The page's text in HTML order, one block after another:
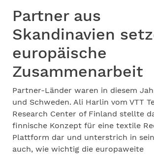
Partner aus
Skandinavien
europäische
Zusammenarbeit
Partner-Länder waren in diesem
und Schweden. Ali Harlin vom VTT
Research Center of Finland stellte
finnische Konzept für eine textile
Plattform dar und unterstrich in
auch, wie wichtig die europaweite